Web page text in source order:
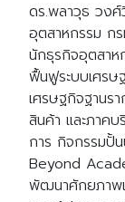
ดร.พลาวุธ วง
อุตสาหกรรม ก
นักธุรกิจอุตสาห
ฟื้นฟูระบบเศรษ
เศรษฐกิจฐานร
สินค้า และภาค
การ กิจกรรมปั้
Beyond
พัฒนาศักยภาพแ